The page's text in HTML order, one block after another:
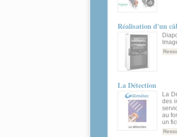
Réalisation d'un
La Détection
La
des
au
un